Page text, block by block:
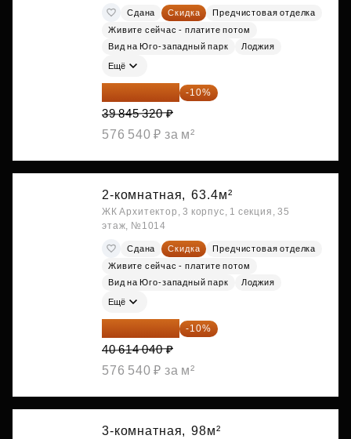
Сдана Скидка
Предчистовая отделка
Живите сейчас - платите потом
Вид на Юго-западный парк
Лоджия
Ещё
35 860 788 ₽ -10%
39 845 320 ₽
576 540 ₽ за м²
2-комнатная, 63.4м²
ЖК Архитектор, 3 корпус, 1 секция, 35
этаж, №1014
Сдана Скидка
Предчистовая отделка
Живите сейчас - платите потом
Вид на Юго-западный парк
Лоджия
Ещё
36 552 636 ₽ -10%
40 614 040 ₽
576 540 ₽ за м²
3-комнатная, 98м²